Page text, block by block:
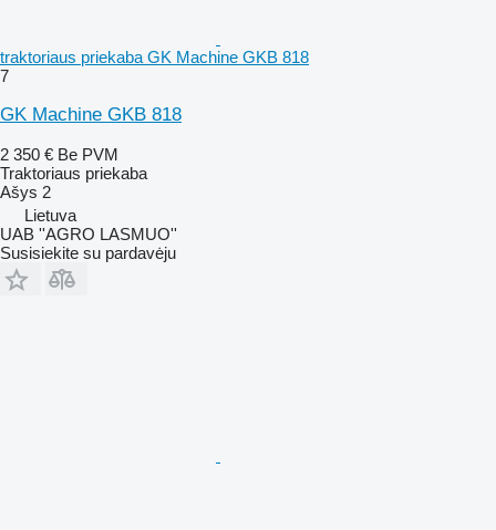
traktoriaus priekaba GK Machine GKB 818
7
GK Machine GKB 818
2 350 € Be PVM
Traktoriaus priekaba
Ašys 2
Lietuva
UAB ''AGRO LASMUO''
Susisiekite su pardavėju